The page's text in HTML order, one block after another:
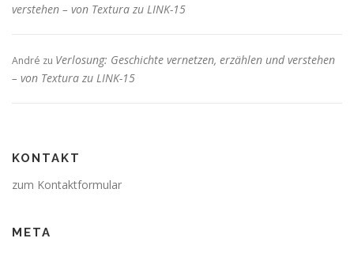
verstehen – von Textura zu LINK-15
André zu Verlosung: Geschichte vernetzen, erzählen und verstehen
– von Textura zu LINK-15
KONTAKT
zum Kontaktformular
META